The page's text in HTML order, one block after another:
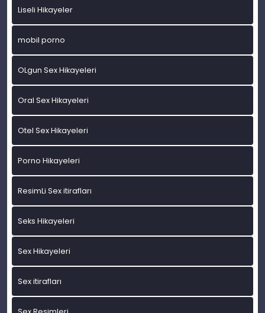
Liseli Hikayeler
mobil porno
OLgun Sex Hikayeleri
Oral Sex Hikayeleri
Otel Sex Hikayeleri
Porno Hikayeleri
ResimLi Sex itirafları
Seks Hikayeleri
Sex Hikayeleri
Sex itirafları